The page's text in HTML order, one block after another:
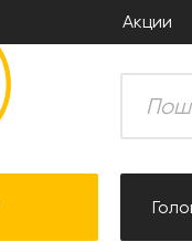
Акции